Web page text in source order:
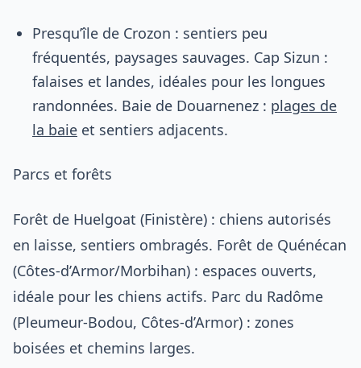
Presqu’île de Crozon : sentiers peu
fréquentés, paysages sauvages. Cap Sizun :
falaises et landes, idéales pour les longues
randonnées. Baie de Douarnenez : plages de
la baie et sentiers adjacents.
Parcs et forêts
Forêt de Huelgoat (Finistère) : chiens autorisés
en laisse, sentiers ombragés. Forêt de Quénécan
(Côtes-d’Armor/Morbihan) : espaces ouverts,
idéale pour les chiens actifs. Parc du Radôme
(Pleumeur-Bodou, Côtes-d’Armor) : zones
boisées et chemins larges.